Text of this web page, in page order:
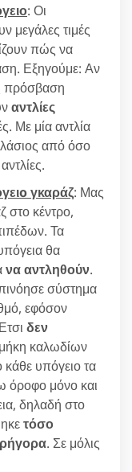
: Οι
μεγάλες τιμές
πώς να
Εξηγούμε: Αν
πρόσβαση
αντλίες
Με μία αντλία
από όσο
γκαράζ: Μας
στο κέντρο,
Τα
θα
να αντληθούν.
σύστημα
εφόσον
δεν
καλωδίων
κάθε υπόγειο τα
όροφο μόνο και
δηλαδή στο
τόσο
. Σε μόλις